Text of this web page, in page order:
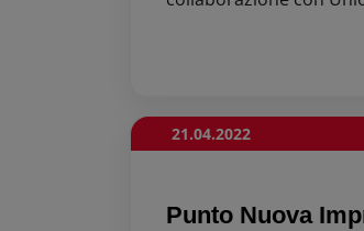
21.04.2022
Punto Nuova